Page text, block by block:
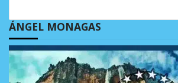
ÁNGEL MONAGAS